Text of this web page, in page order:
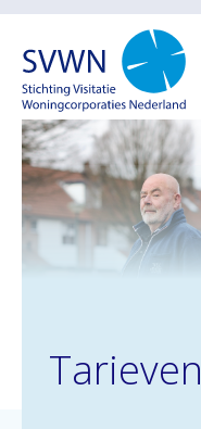
Tarieven